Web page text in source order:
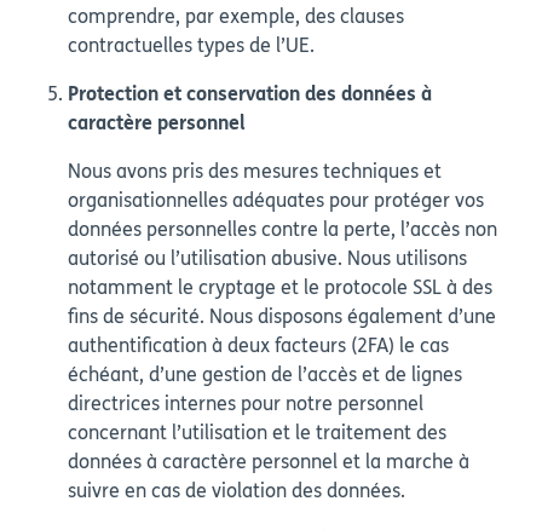
comprendre, par exemple, des clauses
contractuelles types de l’UE.
Protection et conservation des données à
caractère personnel
Nous avons pris des mesures techniques et
organisationnelles adéquates pour protéger vos
données personnelles contre la perte, l’accès non
autorisé ou l’utilisation abusive. Nous utilisons
notamment le cryptage et le protocole SSL à des
fins de sécurité. Nous disposons également d’une
authentification à deux facteurs (2FA) le cas
échéant, d’une gestion de l’accès et de lignes
directrices internes pour notre personnel
concernant l’utilisation et le traitement des
données à caractère personnel et la marche à
suivre en cas de violation des données.